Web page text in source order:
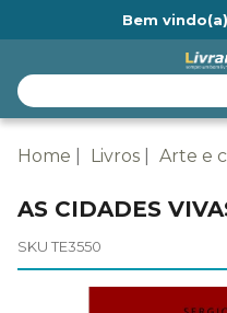
Bem
Home Livros Arte e
AS CIDADES
SKU TE3550